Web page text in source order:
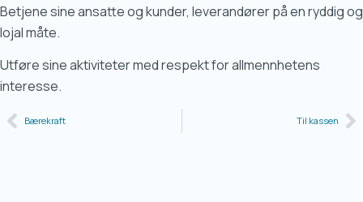
Betjene sine ansatte og kunder, leverandører på en ryddig og
lojal måte.
Utføre sine aktiviteter med respekt for allmennhetens
interesse.
Bærekraft Til kassen